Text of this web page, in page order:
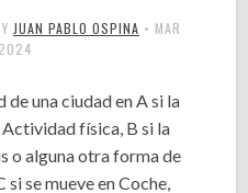
Y JUAN PABLO OSPINA • MAR
una ciudad en A si la
física, B si la
o alguna otra forma de
se mueve en Coche,